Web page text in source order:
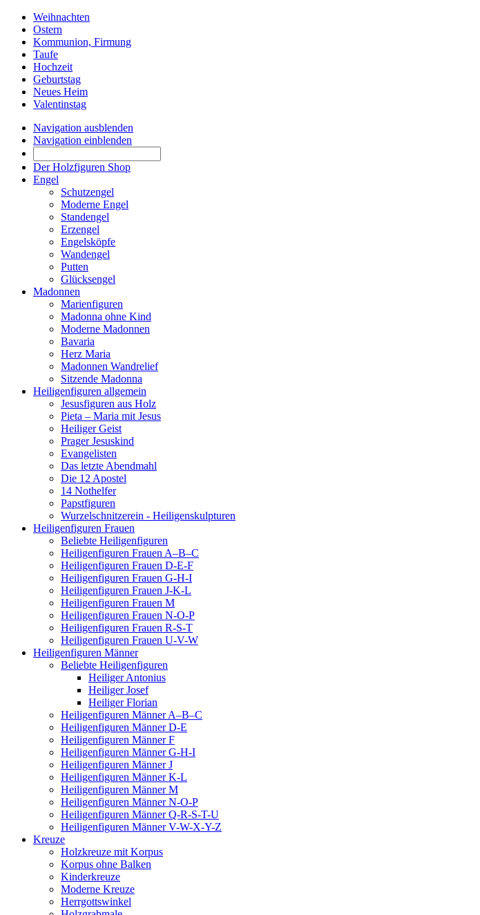
Weihnachten
Ostern
Kommunion, Firmung
Taufe
Hochzeit
Geburtstag
Neues Heim
Valentinstag
Navigation ausblenden
Navigation einblenden
Der Holzfiguren Shop
Engel
Schutzengel
Moderne Engel
Standengel
Erzengel
Engelsköpfe
Wandengel
Putten
Glücksengel
Madonnen
Marienfiguren
Madonna ohne Kind
Moderne Madonnen
Bavaria
Herz Maria
Madonnen Wandrelief
Sitzende Madonna
Heiligenfiguren allgemein
Jesusfiguren aus Holz
Pieta – Maria mit Jesus
Heiliger Geist
Prager Jesuskind
Evangelisten
Das letzte Abendmahl
Die 12 Apostel
14 Nothelfer
Papstfiguren
Wurzelschnitzerein - Heiligenskulpturen
Heiligenfiguren Frauen
Beliebte Heiligenfiguren
Heiligenfiguren Frauen A–B–C
Heiligenfiguren Frauen D-E-F
Heiligenfiguren Frauen G-H-I
Heiligenfiguren Frauen J-K-L
Heiligenfiguren Frauen M
Heiligenfiguren Frauen N-O-P
Heiligenfiguren Frauen R-S-T
Heiligenfiguren Frauen U-V-W
Heiligenfiguren Männer
Beliebte Heiligenfiguren
Heiliger Antonius
Heiliger Josef
Heiliger Florian
Heiligenfiguren Männer A–B–C
Heiligenfiguren Männer D-E
Heiligenfiguren Männer F
Heiligenfiguren Männer G-H-I
Heiligenfiguren Männer J
Heiligenfiguren Männer K-L
Heiligenfiguren Männer M
Heiligenfiguren Männer N-O-P
Heiligenfiguren Männer Q-R-S-T-U
Heiligenfiguren Männer V-W-X-Y-Z
Kreuze
Holzkreuze mit Korpus
Korpus ohne Balken
Kinderkreuze
Moderne Kreuze
Herrgottswinkel